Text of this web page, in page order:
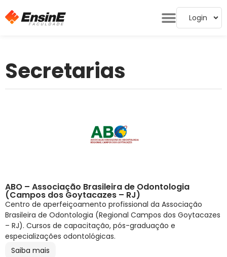
Login
Secretarias
ABO – Associação Brasileira de Odontologia
(Campos dos Goytacazes – RJ)
Centro de aperfeiçoamento profissional da Associação
Brasileira de Odontologia (Regional Campos dos Goytacazes
– RJ). Cursos de capacitação, pós-graduação e
especializações odontológicas.
Saiba mais